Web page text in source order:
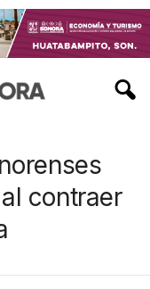
contraer